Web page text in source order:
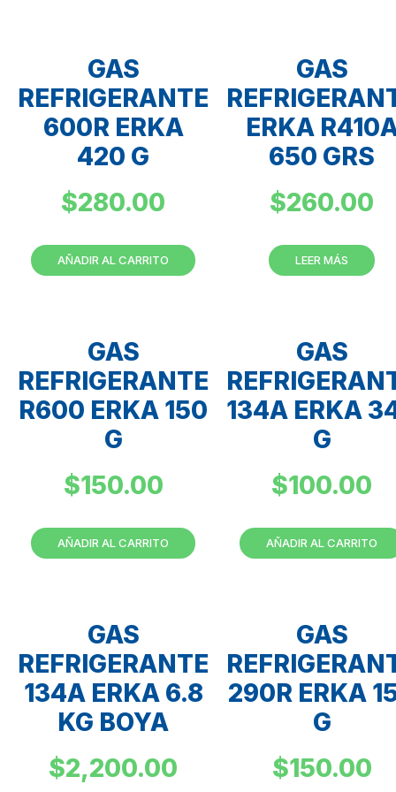
GAS
REFRIGERANTE
600R ERKA
420 G
$280.00
AÑADIR AL CARRITO
GAS
ERKA
650 GRS
$260.00
LEER MÁS
GAS
REFRIGERANTE
R600 ERKA 150
G
$150.00
AÑADIR AL CARRITO
GAS
134A ERKA
G
$100.00
AÑADIR AL CARRITO
GAS
REFRIGERANTE
134A ERKA 6.8
KG BOYA
$2,200.00
GAS
290R ERKA
G
$150.00